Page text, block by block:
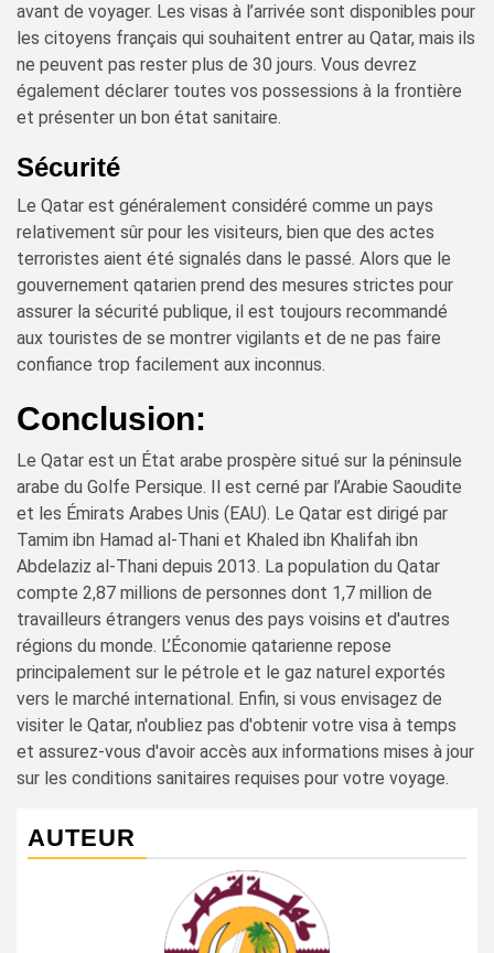
avant de voyager. Les visas à l’arrivée sont disponibles pour
les citoyens français qui souhaitent entrer au Qatar, mais ils
ne peuvent pas rester plus de 30 jours. Vous devrez
également déclarer toutes vos possessions à la frontière
et présenter un bon état sanitaire.
Sécurité
Le Qatar est généralement considéré comme un pays
relativement sûr pour les visiteurs, bien que des actes
terroristes aient été signalés dans le passé. Alors que le
gouvernement qatarien prend des mesures strictes pour
assurer la sécurité publique, il est toujours recommandé
aux touristes de se montrer vigilants et de ne pas faire
confiance trop facilement aux inconnus.
Conclusion:
Le Qatar est un État arabe prospère situé sur la péninsule
arabe du Golfe Persique. Il est cerné par l’Arabie Saoudite
et les Émirats Arabes Unis (EAU). Le Qatar est dirigé par
Tamim ibn Hamad al-Thani et Khaled ibn Khalifah ibn
Abdelaziz al-Thani depuis 2013. La population du Qatar
compte 2,87 millions de personnes dont 1,7 million de
travailleurs étrangers venus des pays voisins et d'autres
régions du monde. L’Économie qatarienne repose
principalement sur le pétrole et le gaz naturel exportés
vers le marché international. Enfin, si vous envisagez de
visiter le Qatar, n'oubliez pas d'obtenir votre visa à temps
et assurez-vous d'avoir accès aux informations mises à jour
sur les conditions sanitaires requises pour votre voyage.
AUTEUR